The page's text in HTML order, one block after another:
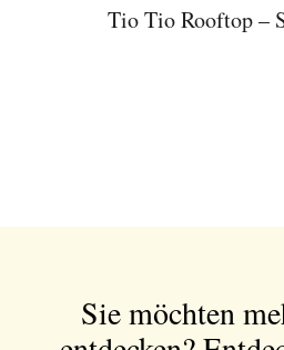
Tio Tio Rooftop –
Sie möchten